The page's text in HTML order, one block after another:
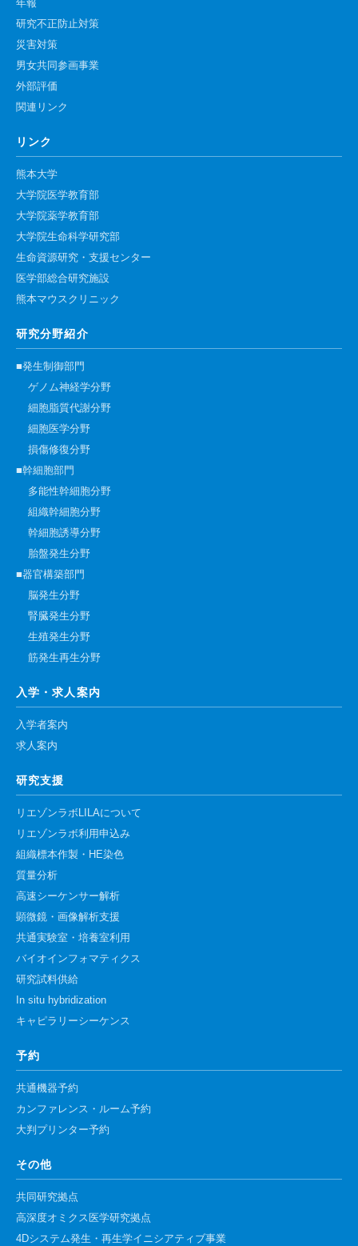
年報
研究不正防止対策
災害対策
男女共同参画事業
外部評価
関連リンク
リンク
熊本大学
大学院医学教育部
大学院薬学教育部
大学院生命科学研究部
生命資源研究・支援センター
医学部総合研究施設
熊本マウスクリニック
研究分野紹介
■発生制御部門
ゲノム神経学分野
細胞脂質代謝分野
細胞医学分野
損傷修復分野
■幹細胞部門
多能性幹細胞分野
組織幹細胞分野
幹細胞誘導分野
胎盤発生分野
■器官構築部門
脳発生分野
腎臓発生分野
生殖発生分野
筋発生再生分野
入学・求人案内
入学者案内
求人案内
研究支援
リエゾンラボLILAについて
リエゾンラボ利用申込み
組織標本作製・HE染色
質量分析
高速シーケンサー解析
顕微鏡・画像解析支援
共通実験室・培養室利用
バイオインフォマティクス
研究試料供給
In situ hybridization
キャピラリーシーケンス
予約
共通機器予約
カンファレンス・ルーム予約
大判プリンター予約
その他
共同研究拠点
高深度オミクス医学研究拠点
4Dシステム発生・再生学イニシアティブ事業